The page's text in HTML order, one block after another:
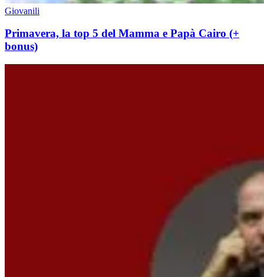
Giovanili
Primavera, la top 5 del Mamma e Papà Cairo (+
bonus)